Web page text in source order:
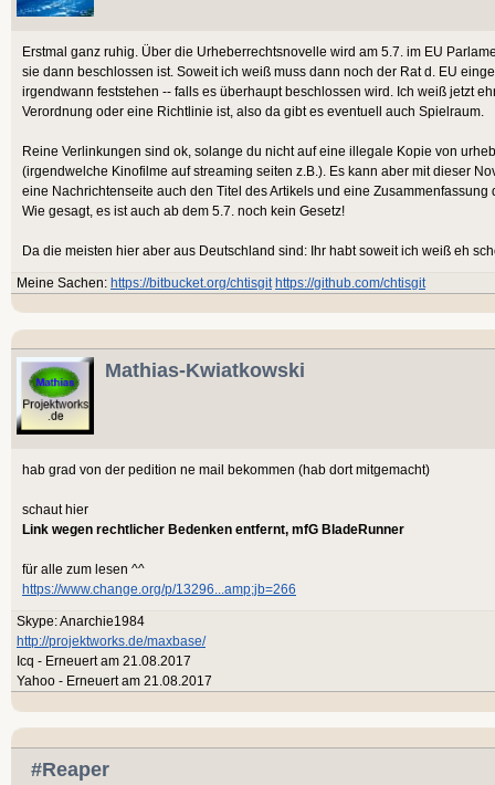
Erstmal ganz ruhig. Über die Urheberrechtsnovelle wird am 5.7. im EU
sie dann beschlossen ist. Soweit ich weiß muss dann noch der Rat d. EU
irgendwann feststehen -- falls es überhaupt beschlossen wird. Ich weiß jetzt
Verordnung oder eine Richtlinie ist, also da gibt es eventuell auch Spielraum.
Reine Verlinkungen sind ok, solange du nicht auf eine illegale Kopie von
(irgendwelche Kinofilme auf streaming seiten z.B.). Es kann aber mit dieser
eine Nachrichtenseite auch den Titel des Artikels und eine Zusammenfassung
Wie gesagt, es ist auch ab dem 5.7. noch kein Gesetz!
Da die meisten hier aber aus Deutschland sind: Ihr habt soweit ich weiß eh
Meine Sachen: https://bitbucket.org/chtisgit https://github.com/chtisgit
Mathias-Kwiatkowski
hab grad von der pedition ne mail bekommen (hab dort mitgemacht)
schaut hier
Link wegen rechtlicher Bedenken entfernt, mfG BladeRunner
für alle zum lesen ^^
https://www.change.org/p/13296...amp;jb=266
Skype: Anarchie1984
http://projektworks.de/maxbase/
Icq - Erneuert am 21.08.2017
Yahoo - Erneuert am 21.08.2017
#Reaper